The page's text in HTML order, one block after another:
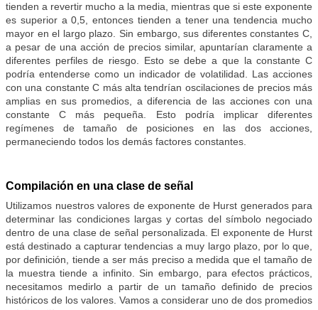
tienden a revertir mucho a la media, mientras que si este exponente
es superior a 0,5, entonces tienden a tener una tendencia mucho
mayor en el largo plazo. Sin embargo, sus diferentes constantes C,
a pesar de una acción de precios similar, apuntarían claramente a
diferentes perfiles de riesgo. Esto se debe a que la constante C
podría entenderse como un indicador de volatilidad. Las acciones
con una constante C más alta tendrían oscilaciones de precios más
amplias en sus promedios, a diferencia de las acciones con una
constante C más pequeña. Esto podría implicar diferentes
regímenes de tamaño de posiciones en las dos acciones,
permaneciendo todos los demás factores constantes.
Compilación en una clase de señal
Utilizamos nuestros valores de exponente de Hurst generados para
determinar las condiciones largas y cortas del símbolo negociado
dentro de una clase de señal personalizada. El exponente de Hurst
está destinado a capturar tendencias a muy largo plazo, por lo que,
por definición, tiende a ser más preciso a medida que el tamaño de
la muestra tiende a infinito. Sin embargo, para efectos prácticos,
necesitamos medirlo a partir de un tamaño definido de precios
históricos de los valores. Vamos a considerar uno de dos promedios